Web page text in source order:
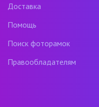
Доставка
Помощь
Поиск фоторамок
Правообладателям